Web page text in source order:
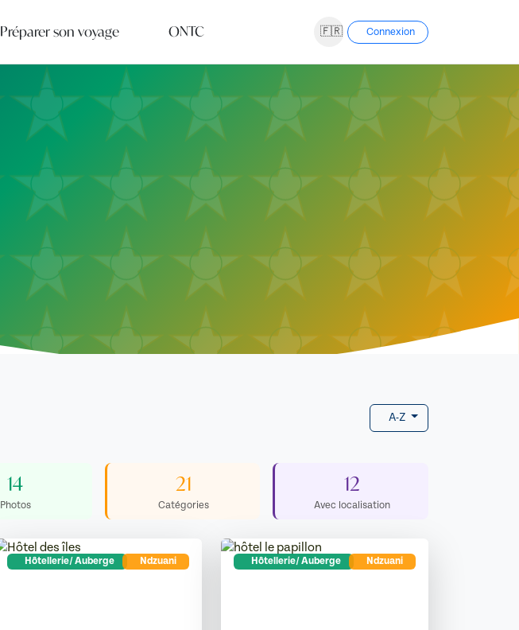
🇫🇷 Connexion
Préparer son voyage ONTC
A-Z
14
Photos
21
Catégories
12
Avec localisation
Hôtellerie/ Auberge Ndzuani Hôtellerie/ Auberge Ndzuani